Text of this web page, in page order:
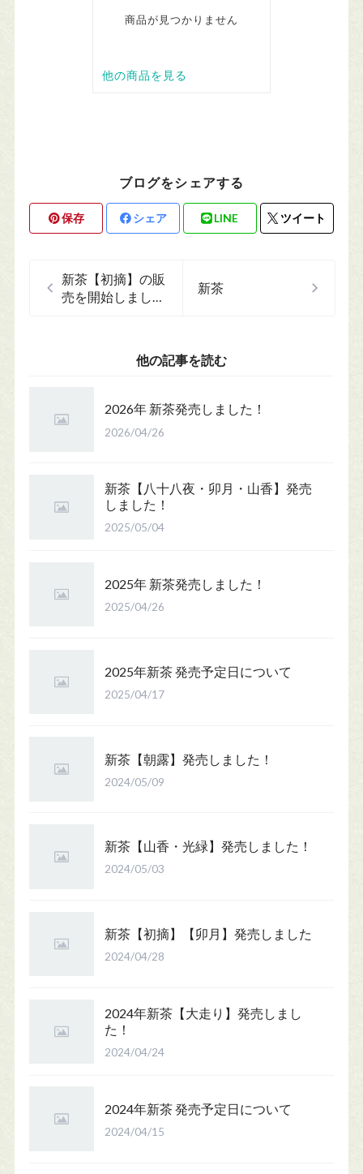
ブログをシェアする
保存 シェア LINE ツイート
新茶【初摘】の販
売を開始しまし
新茶
他の記事を読む
2026年 新茶発売しました！
2026/04/26
新茶【八十八夜・卯月・山香】発売
しました！
2025/05/04
2025年 新茶発売しました！
2025/04/26
2025年新茶 発売予定日について
2025/04/17
新茶【朝露】発売しました！
2024/05/09
新茶【山香・光緑】発売しました！
2024/05/03
新茶【初摘】【卯月】発売しました
2024/04/28
2024年新茶【大走り】発売しまし
た！
2024/04/24
2024年新茶 発売予定日について
2024/04/15